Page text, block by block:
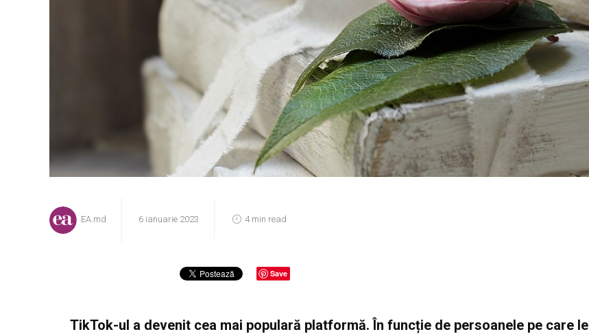
EA.md 6 ianuarie 2023 4 min read
Save
TikTok-ul a devenit cea mai populară platformă. În funcție de persoanele pe care le